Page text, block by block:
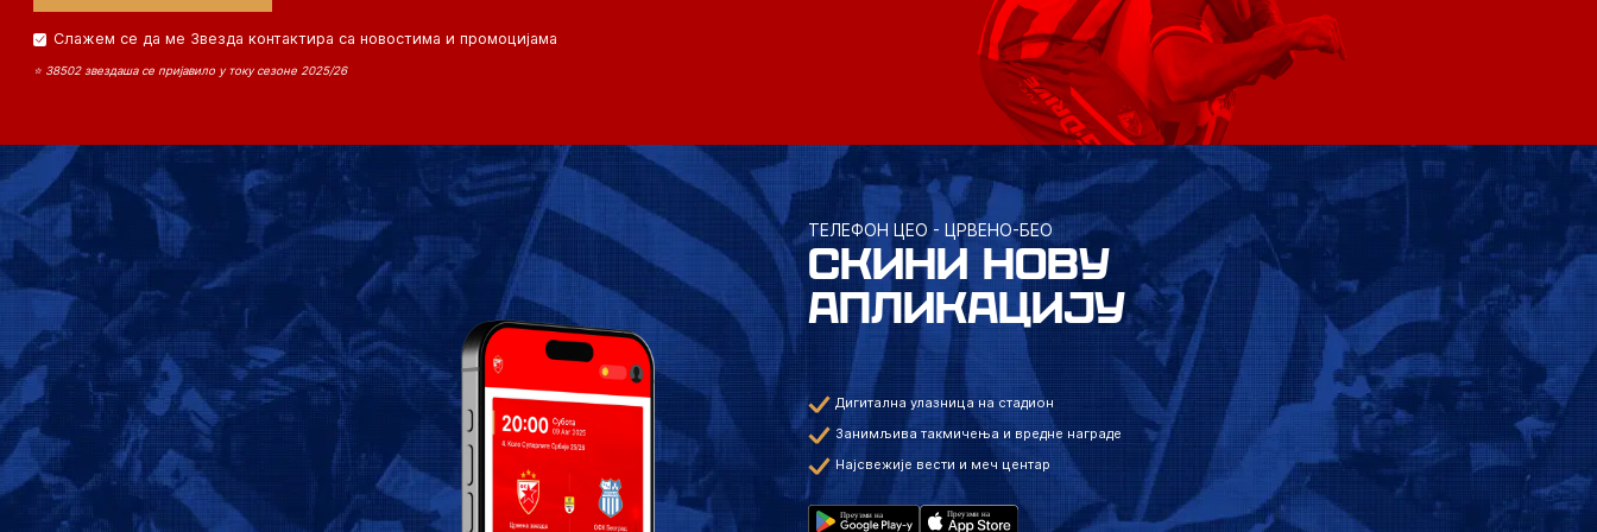
Слажем се да ме Звезда контактира са новостима и промоцијама
⭐ 38502 звездаша се пријавило у току сезоне 2025/26
ТЕЛЕФОН ЦЕО - ЦРВЕНО-БЕО
СКИНИ НОВУ
АПЛИКАЦИЈУ
Дигитална улазница на стадион
Занимљива такмичења и вредне награде
Најсвежије вести и меч центар